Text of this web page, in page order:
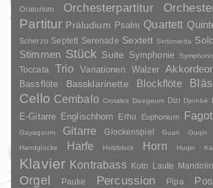
Oratorium Orchesterpartitur
Partitur Präludium Psalm Quartett
Scherzo Septett Serenade Sextett Sinfonietta Solo
Stimmen Stück Suite Symphonie
Toccata Trio Variationen Walzer
Bassflöte Bassklarinette Blockflöte
Cello Cembalo Crotales Daegeum Dizi Djembé
E-Gitarre Englischhorn Erhu Euphonium
Gayageum
Gitarre Glockenspiel Guan Guqin
Handglocke
Harfe Holzblock Horn Huqin
Klavier Kontrabass Koto Laute
Orgel Pauke Percussion Pipa